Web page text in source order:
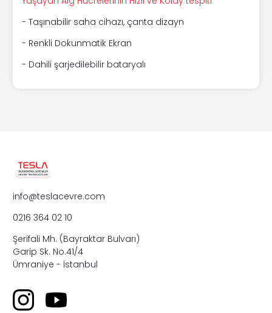
- Taşınabilir saha cihazı, çanta dizayn
- Renkli Dokunmatik Ekran
- Dahili şarjedilebilir bataryalı
info@teslacevre.com
0216 364 02 10
Şerifali Mh. (Bayraktar Bulvarı)
Garip Sk. No.41/4
Ümraniye - İstanbul